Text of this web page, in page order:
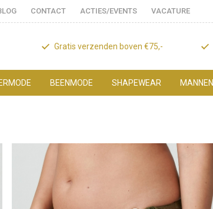
CONTACT ACTIES/EVENTS VACATURE
Gratis verzenden boven €75,-
BEENMODE SHAPEWEAR MANNEN